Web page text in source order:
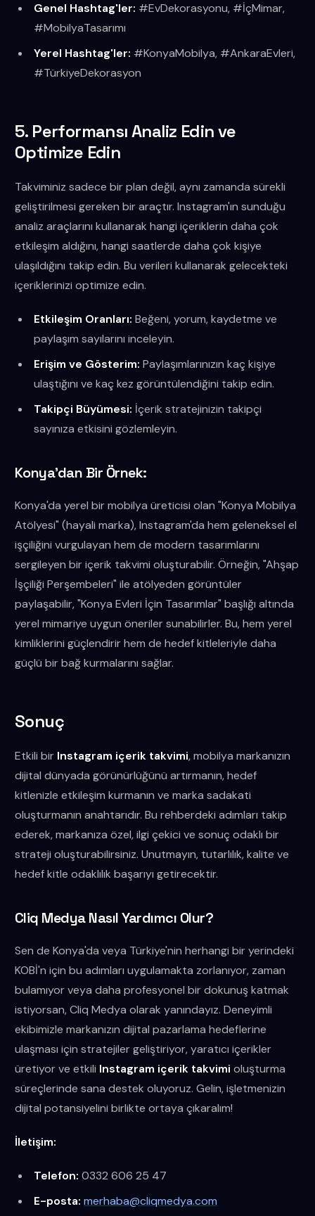
Genel Hashtag'ler: #EvDekorasyonu, #İçMimar,
#MobilyaTasarımı
Yerel Hashtag'ler: #KonyaMobilya, #AnkaraEvleri,
#TürkiyeDekorasyon
5. Performansı Analiz Edin ve
Optimize Edin
Takviminiz sadece bir plan değil, aynı zamanda sürekli
geliştirilmesi gereken bir araçtır. Instagram'ın sunduğu
analiz araçlarını kullanarak hangi içeriklerin daha çok
etkileşim aldığını, hangi saatlerde daha çok kişiye
ulaşıldığını takip edin. Bu verileri kullanarak gelecekteki
içeriklerinizi optimize edin.
Etkileşim Oranları: Beğeni, yorum, kaydetme ve
paylaşım sayılarını inceleyin.
Erişim ve Gösterim: Paylaşımlarınızın kaç kişiye
ulaştığını ve kaç kez görüntülendiğini takip edin.
Takipçi Büyümesi: İçerik stratejinizin takipçi
sayınıza etkisini gözlemleyin.
Konya'dan Bir Örnek:
Konya'da yerel bir mobilya üreticisi olan "Konya Mobilya
Atölyesi" (hayali marka), Instagram'da hem geleneksel el
işçiliğini vurgulayan hem de modern tasarımlarını
sergileyen bir içerik takvimi oluşturabilir. Örneğin, "Ahşap
İşçiliği Perşembeleri" ile atölyeden görüntüler
paylaşabilir, "Konya Evleri İçin Tasarımlar" başlığı altında
yerel mimariye uygun öneriler sunabilirler. Bu, hem yerel
kimliklerini güçlendirir hem de hedef kitleleriyle daha
güçlü bir bağ kurmalarını sağlar.
Sonuç
Etkili bir Instagram içerik takvimi, mobilya markanızın
dijital dünyada görünürlüğünü artırmanın, hedef
kitlenizle etkileşim kurmanın ve marka sadakati
oluşturmanın anahtarıdır. Bu rehberdeki adımları takip
ederek, markanıza özel, ilgi çekici ve sonuç odaklı bir
strateji oluşturabilirsiniz. Unutmayın, tutarlılık, kalite ve
hedef kitle odaklılık başarıyı getirecektir.
Cliq Medya Nasıl Yardımcı Olur?
Sen de Konya'da veya Türkiye'nin herhangi bir yerindeki
KOBİ'n için bu adımları uygulamakta zorlanıyor, zaman
bulamıyor veya daha profesyonel bir dokunuş katmak
istiyorsan, Cliq Medya olarak yanındayız. Deneyimli
ekibimizle markanızın dijital pazarlama hedeflerine
ulaşması için stratejiler geliştiriyor, yaratıcı içerikler
üretiyor ve etkili Instagram içerik takvimi oluşturma
süreçlerinde sana destek oluyoruz. Gelin, işletmenizin
dijital potansiyelini birlikte ortaya çıkaralım!
İletişim:
Telefon: 0332 606 25 47
E-posta: merhaba@cliqmedya.com